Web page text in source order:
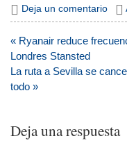
Deja un comentario
Navegación
de
entradas
« Ryanair reduce
Londres Stansted
La ruta a Sevilla se
todo »
Deja una respuesta